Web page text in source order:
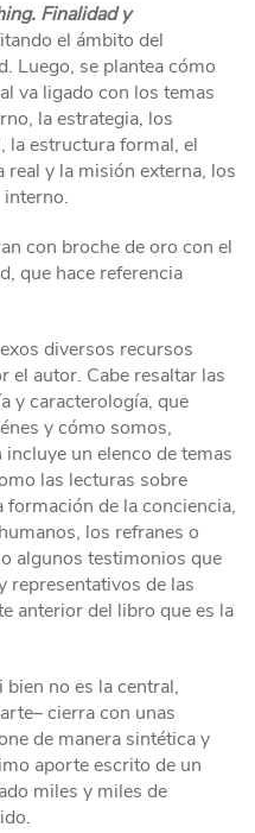
Finalidad y
el ámbito del
Luego, se plantea cómo
va ligado con los temas
la estrategia, los
la estructura formal, el
y la misión externa, los
con broche de oro con el
que hace referencia
diversos recursos
el autor. Cabe resaltar las
y caracterología, que
y cómo somos,
un elenco de temas
las lecturas sobre
formación de la conciencia,
los refranes o
algunos testimonios que
representativos de las
anterior del libro que es la
no es la central,
cierra con unas
de manera sintética y
aporte escrito de un
miles y miles de